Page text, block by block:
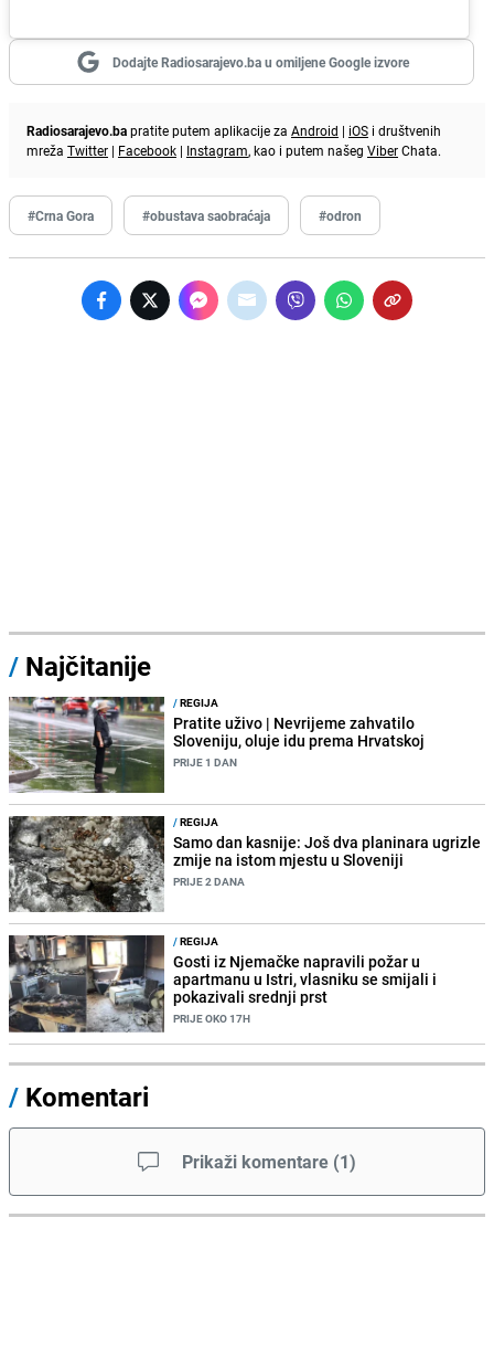
Dodajte Radiosarajevo.ba u omiljene Google izvore
Radiosarajevo.bapratite putem aplikacije za Android | iOS i društvenih
mreža Twitter | Facebook | Instagram, kao i putem našeg ViberChata.
#Crna Gora #obustava saobraćaja #odron
/ Najčitanije
/REGIJA
Pratite uživo | Nevrijeme zahvatilo
Sloveniju, oluje idu prema Hrvatskoj
PRIJE 1 DAN
/REGIJA
Samo dan kasnije: Još dva planinara ugrizle
zmije na istom mjestu u Sloveniji
PRIJE 2 DANA
/REGIJA
Gosti iz Njemačke napravili požar u
apartmanu u Istri, vlasniku se smijali i
pokazivali srednji prst
PRIJE OKO 17H
/ Komentari
Prikaži komentare (1)